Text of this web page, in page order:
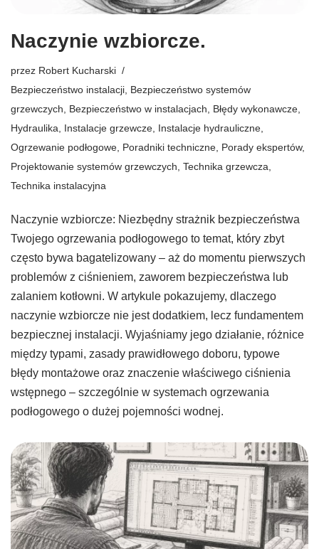
Naczynie wzbiorcze.
przez Robert Kucharski
Bezpieczeństwo instalacji Bezpieczeństwo systemów
grzewczych
Bezpieczeństwo w instalacjach Błędy wykonawcze
Hydraulika
Instalacje grzewcze Instalacje hydrauliczne
Ogrzewanie podłogowe Poradniki techniczne Porady ekspertów,
Projektowanie systemów grzewczych Technika grzewcza
Technika instalacyjna
Naczynie wzbiorcze: Niezbędny strażnik bezpieczeństwa
Twojego ogrzewania podłogowego to temat, który zbyt
często bywa bagatelizowany – aż do momentu pierwszych
problemów z ciśnieniem, zaworem bezpieczeństwa lub
zalaniem kotłowni. W artykule pokazujemy, dlaczego
naczynie wzbiorcze nie jest dodatkiem, lecz fundamentem
bezpiecznej instalacji. Wyjaśniamy jego działanie, różnice
między typami, zasady prawidłowego doboru, typowe
błędy montażowe oraz znaczenie właściwego ciśnienia
wstępnego – szczególnie w systemach ogrzewania
podłogowego o dużej pojemności wodnej.